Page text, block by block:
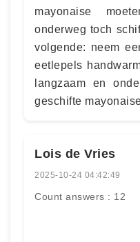
mayonaise
onderweg toch
volgende: neem
eetlepels
langzaam en
geschifte
Lois de Vries
2025-10-24 04:42:49
Count answers : 12